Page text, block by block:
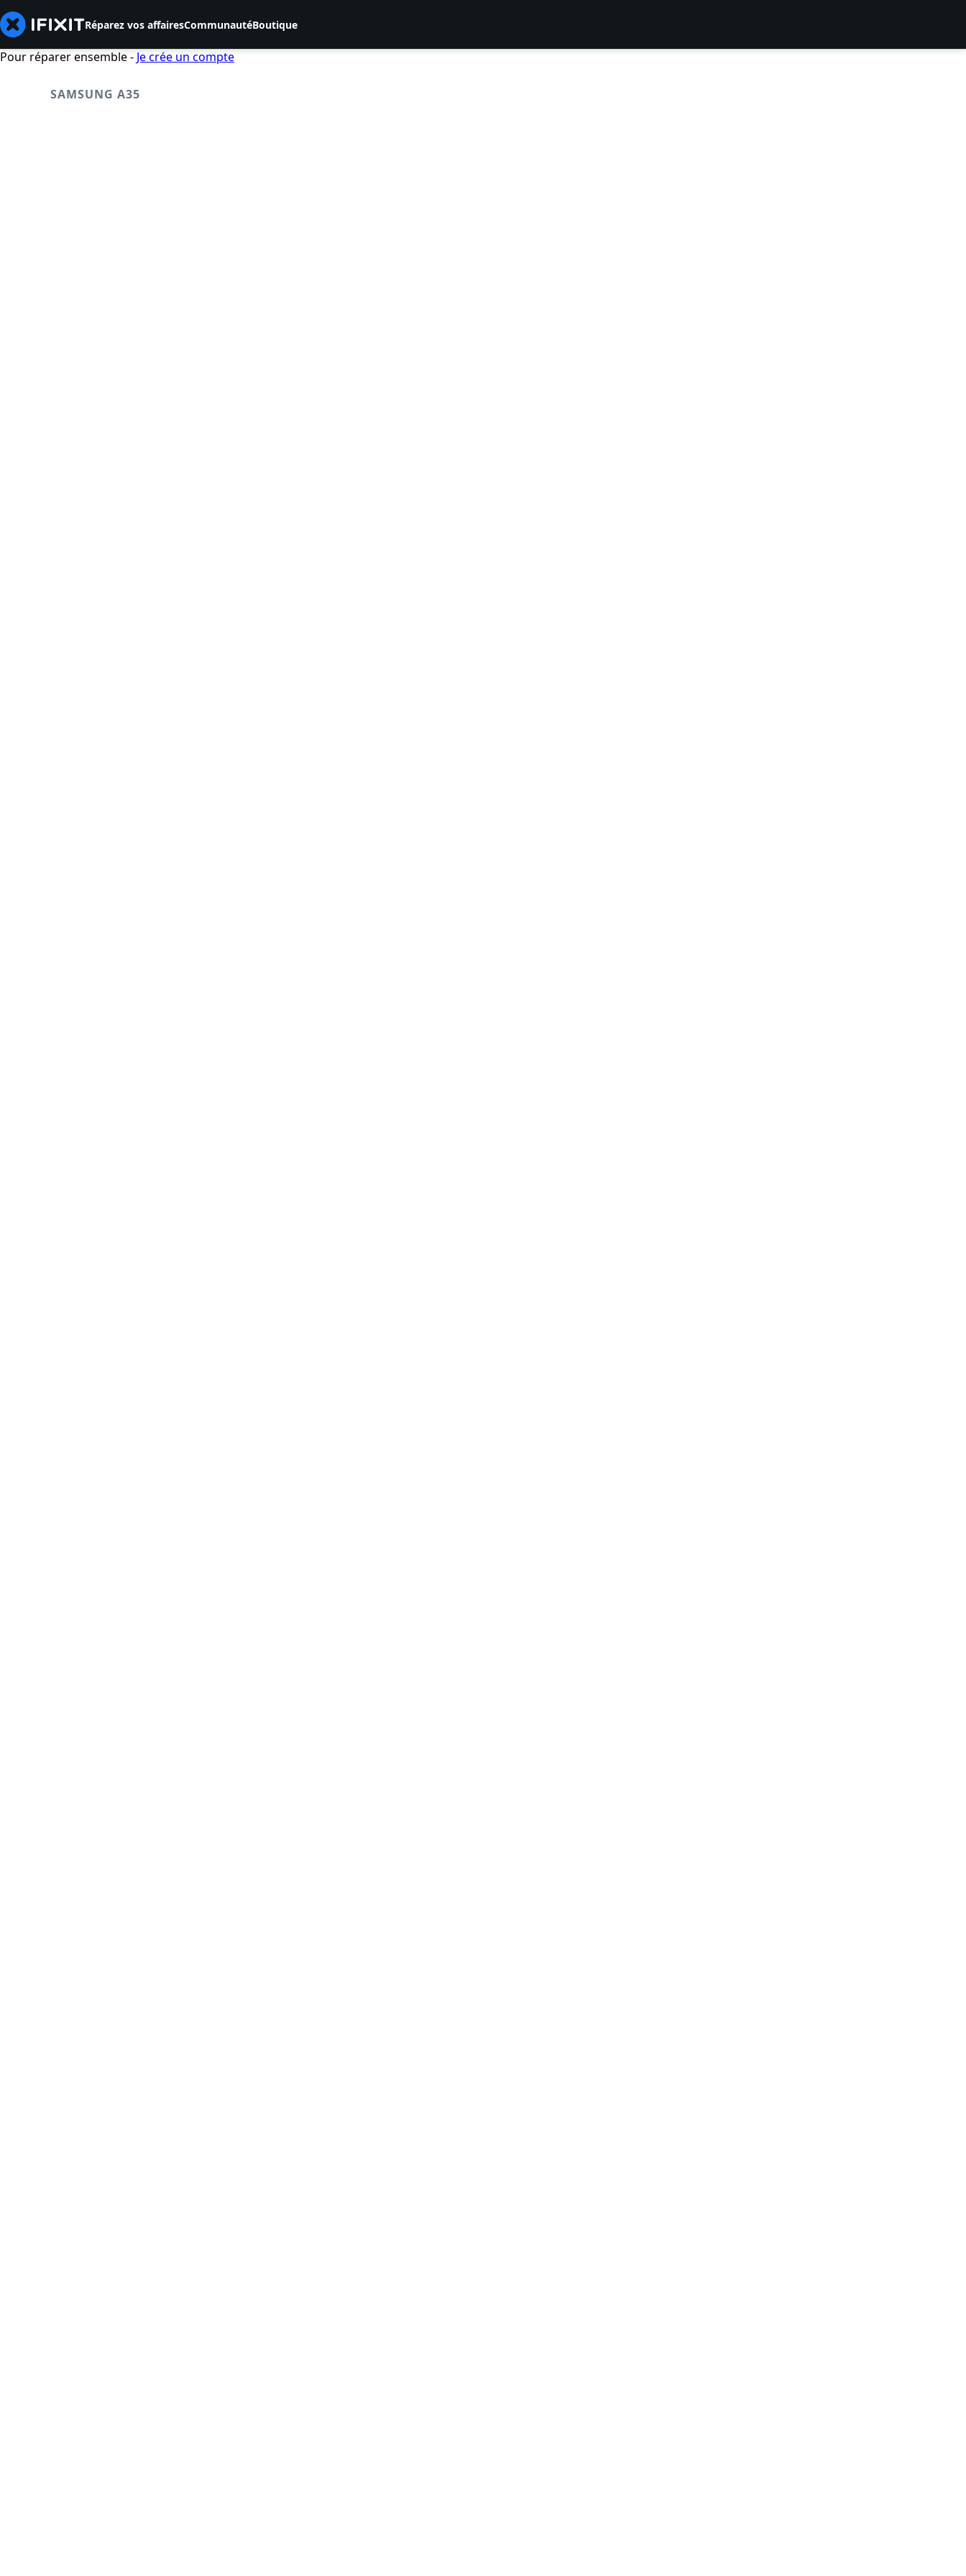
Réparez vos affairesCommunautéBoutique
Pour réparer ensemble - Je crée un compte
SAMSUNG A35